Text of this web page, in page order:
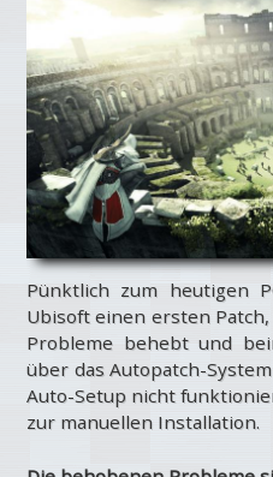
Pünktlich zum heutigen
Ubisoft einen ersten
Probleme behebt und
über das Autopatch-
Auto-Setup nicht
zur manuellen Installation.